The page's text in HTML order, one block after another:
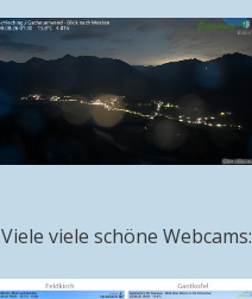
Viele viele schöne Webcams: